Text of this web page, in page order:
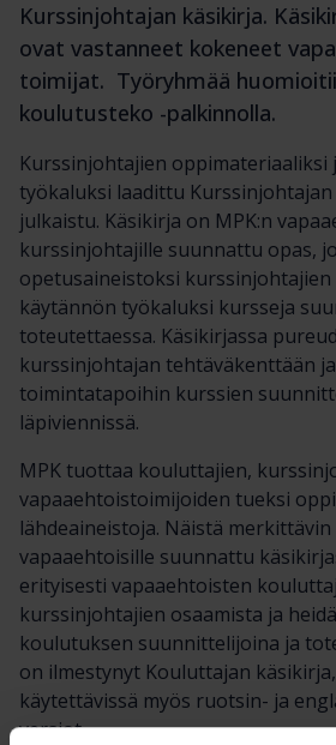
Kurssinjohtajan käsikirja.
ovat vastanneet kokeneet
toimijat. Työryhmää
koulutusteko -palkinnolla.
Kurssinjohtajien oppimateriaaliksi
työkaluksi laadittu
julkaistu. Käsikirja on MPK:n
kurssinjohtajille suunnattu opas,
opetusaineistoksi
käytännön työkaluksi kursseja
toteutettaessa. Käsikirjassa
kurssinjohtajan tehtäväkenttään
toimintatapoihin kurssien
läpiviennissä.
MPK tuottaa kouluttajien,
vapaaehtoistoimijoiden tueksi
lähdeaineistoja. Näistä merkittävin
vapaaehtoisille suunnattu
erityisesti vapaaehtoisten
kurssinjohtajien osaamista ja
koulutuksen suunnittelijoina ja
on ilmestynyt Kouluttajan
käytettävissä myös ruotsin- ja
versiot.